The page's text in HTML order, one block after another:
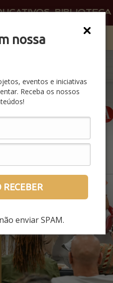
nossa
eventos e iniciativas
Receba os nossos
RECEBER
enviar SPAM.
BIBLIOTECA